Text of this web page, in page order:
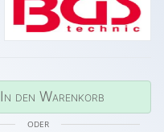
In den Warenkorb
ODER